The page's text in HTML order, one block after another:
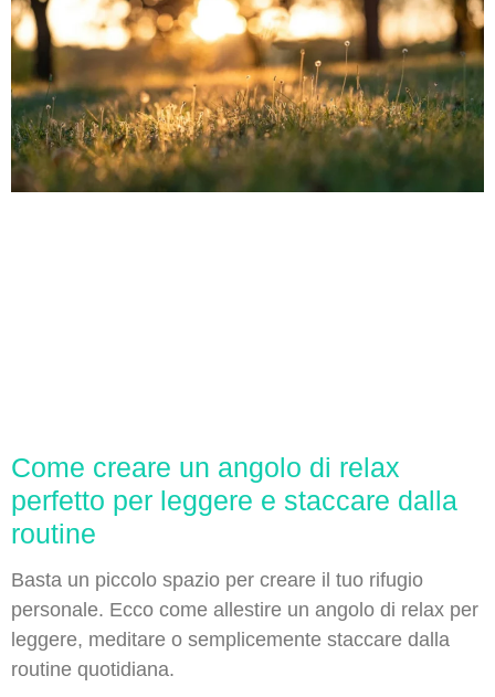
Come creare un angolo di relax
perfetto per leggere e staccare dalla
routine
Basta un piccolo spazio per creare il tuo rifugio
personale. Ecco come allestire un angolo di relax per
leggere, meditare o semplicemente staccare dalla
routine quotidiana.